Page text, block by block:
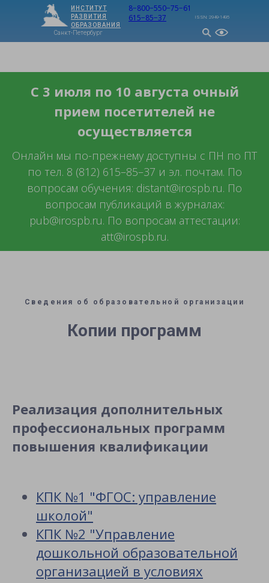
8−800−550−75−61
ИНСТИТУТ
РАЗВИТИЯ
ОБРАЗОВАНИЯ
Санкт-Петербург
615−85−37 ISSN: 2949-1495
С 3 июля по 10 августа очный
прием посетителей не
осуществляется
Онлайн мы по-прежнему доступны с ПН по ПТ
по тел. 8 (812) 615–85–37 и эл. почтам. По
вопросам обучения: distant@irospb.ru. По
вопросам публикаций в журналах:
pub@irospb.ru. По вопросам аттестации:
att@irospb.ru.
Сведения об образовательной организации
Копии программ
Реализация дополнительных
профессиональных программ
повышения квалификации
КПК №1 "ФГОС: управление
школой"
КПК №2 "Управление
дошкольной образовательной
организацией в условиях